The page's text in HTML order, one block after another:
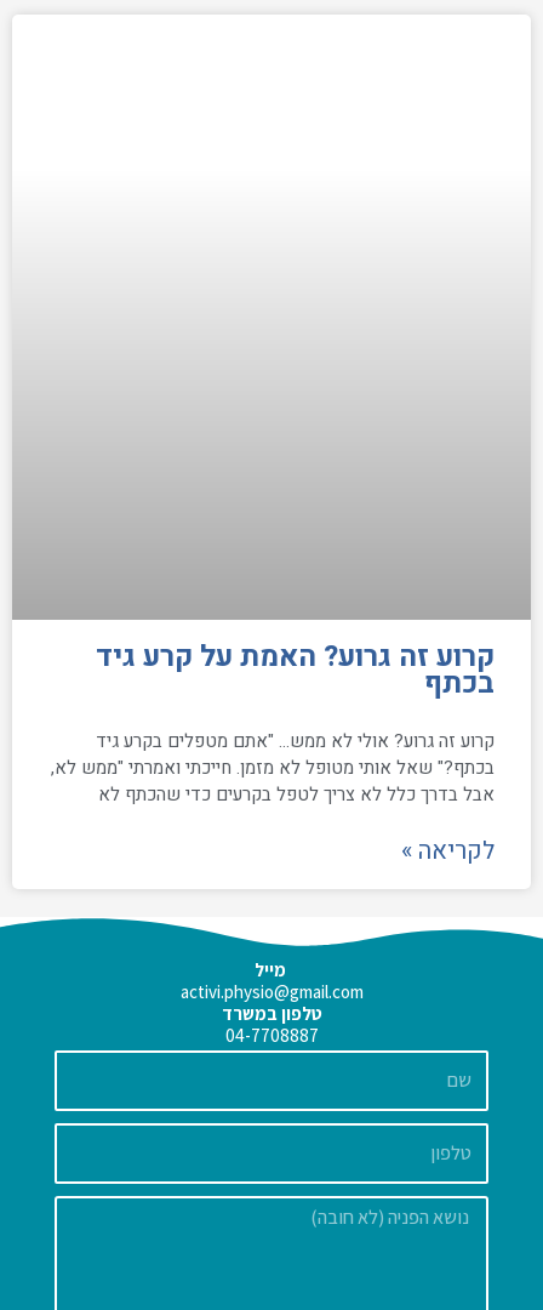
קרוע זה גרוע? האמת על קרע גיד
בכתף
קרוע זה גרוע? אולי לא ממש… "אתם מטפלים בקרע גיד
בכתף?" שאל אותי מטופל לא מזמן. חייכתי ואמרתי "ממש לא,
אבל בדרך כלל לא צריך לטפל בקרעים כדי שהכתף לא
לקריאה »
מייל
activi.physio@gmail.com
טלפון במשרד
04-7708887
הודעה